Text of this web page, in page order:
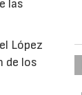
las
López
de los